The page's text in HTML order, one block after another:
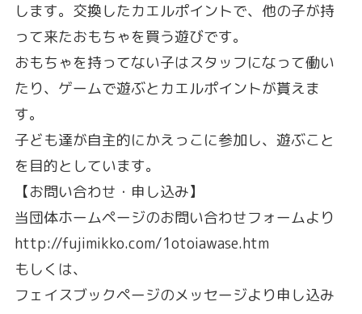
します。交換したカエルポイントで、他の子が持
って来たおもちゃを買う遊びです。
おもちゃを持ってない子はスタッフになって働い
たり、ゲームで遊ぶとカエルポイントが貰えま
す。
子ども達が自主的にかえっこに参加し、遊ぶこと
を目的としています。
【お問い合わせ・申し込み】
当団体ホームページのお問い合わせフォームより
http://fujimikko.com/1otoiawase.htm
もしくは、
フェイスブックページのメッセージより申し込み